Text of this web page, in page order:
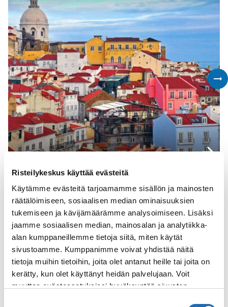
Risteilykeskus käyttää evästeitä
Käytämme evästeitä tarjoamamme sisällön ja mainosten
räätälöimiseen, sosiaalisen median ominaisuuksien
tukemiseen ja kävijämäärämme analysoimiseen. Lisäksi
jaamme sosiaalisen median, mainosalan ja analytiikka-
alan kumppaneillemme tietoja siitä, miten käytät
sivustoamme. Kumppanimme voivat yhdistää näitä
tietoja muihin tietoihin, joita olet antanut heille tai joita on
kerätty, kun olet käyttänyt heidän palvelujaan. Voit
muuttaa evästeasetuksiesi hyväksyntää sivuston
Varaa risteilyt varustamoittain
MSC Cruises